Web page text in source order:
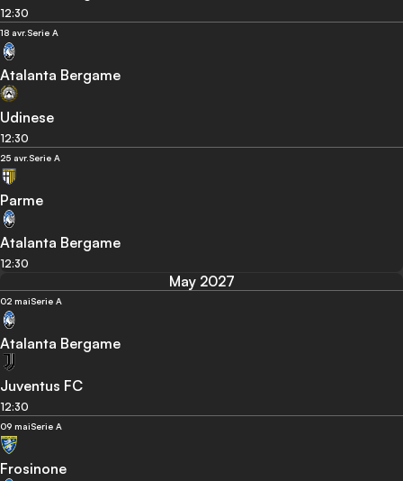
12:30
18 avr. Serie A
Atalanta Bergame
Udinese
12:30
25 avr. Serie A
Parme
Atalanta Bergame
12:30
May 2027
02 maiSerie A
Atalanta Bergame
Juventus FC
12:30
09 maiSerie A
Frosinone